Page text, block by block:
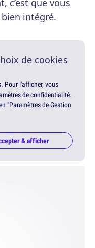
c’est que vous
intégré.
de cookies
Pour l'afficher, vous
de confidentialité.
"Paramètres de Gestion
& afficher